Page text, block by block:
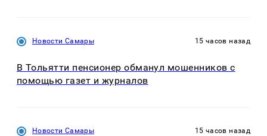
Новости Самары 15 часов назад
В Тольятти пенсионер обманул мошенников с
помощью газет и журналов
Новости Самары 15 часов назад